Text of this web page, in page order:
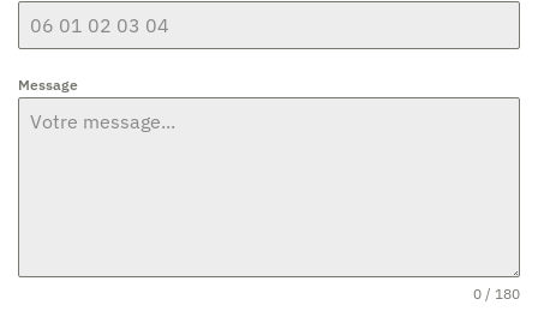
Message
0 / 180